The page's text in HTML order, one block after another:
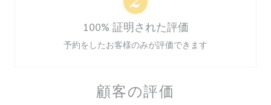
顧客の評価
100% 証明された評価
予約をしたお客様のみが評価できます